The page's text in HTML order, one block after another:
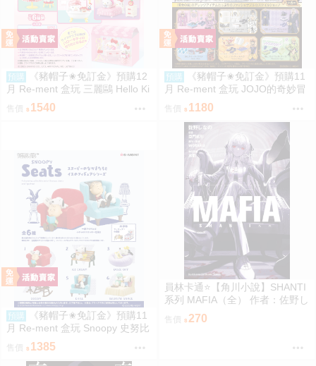
預購
《豬帽子✬免訂金》預購12
月 Re-ment 盒玩 三麗鷗 Hello Ki
tty 秘密房間之旅 中盒6入 0816
售價 1540
預購
《豬帽子✬免訂金》預購11
月 Re-ment 盒玩 JOJO的奇妙冒
險 服裝精品店 黃金之風 中盒6入
0816
售價 1180
預購
《豬帽子✬免訂金》預購11
月 Re-ment 盒玩 Snoopy 史努比
悠閒座椅場景 中盒6入 0816
1385
員林卡通⭐️【角川小說】SHANTI
系列 MAFIA（全） 作者：佐野し
なの (附尼采書套)
270